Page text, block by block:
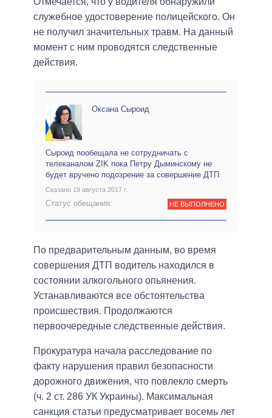
служебное удостоверение полицейского. Он
не получил значительных травм. На данный
момент с ним проводятся следственные
действия.
Оксана Сыроид
Сыроид пообещала не сотрудничать с
телеканалом ZIK пока Петру Дыминскому не
будет вручено подозрение за совершение ДТП
Сказано 19 августа 2017 г.
Статус обещания: НЕ ВЫПОЛНЕНО
По предварительным данным, во время
совершения ДТП водитель находился в
состоянии алкогольного опьянения.
Устанавливаются все обстоятельства
происшествия. Продолжаются
первоочередные следственные действия.
Прокуратура начала расследование по
факту нарушения правил безопасности
дорожного движения, что повлекло смерть
(ч. 2 ст. 286 УК Украины). Максимальная
санкция статьи предусматривает восемь лет